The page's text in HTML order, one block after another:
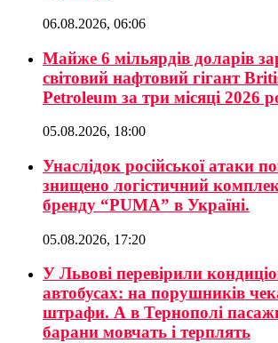
06.08.2026, 06:06
Майже 6 мільярдів доларів
світовий нафтовий гігант
Petroleum за три місяці 2026
05.08.2026, 18:00
Унаслідок російської атаки
знищено логістичний
бренду “PUMA” в Україні.
05.08.2026, 17:20
У Львові перевірили
автобусах: на порушників
штрафи. А в Тернополі
барани мовчать і терплять